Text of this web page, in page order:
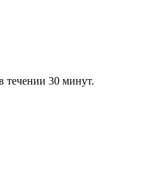
течении 30 минут.